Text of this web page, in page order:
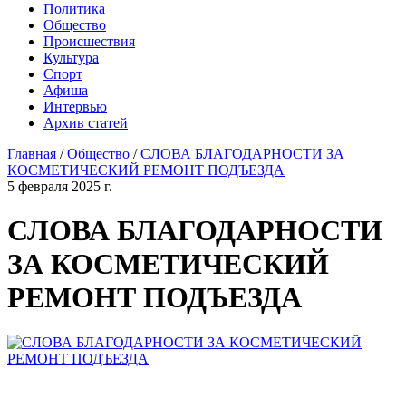
Политика
Общество
Проиcшествия
Культура
Спорт
Афиша
Интервью
Архив статей
Главная /Общество /СЛОВА БЛАГОДАРНОСТИ ЗА
КОСМЕТИЧЕСКИЙ РЕМОНТ ПОДЪЕЗДА
5 февраля 2025 г.
СЛОВА БЛАГОДАРНОСТИ
ЗА КОСМЕТИЧЕСКИЙ
РЕМОНТ ПОДЪЕЗДА